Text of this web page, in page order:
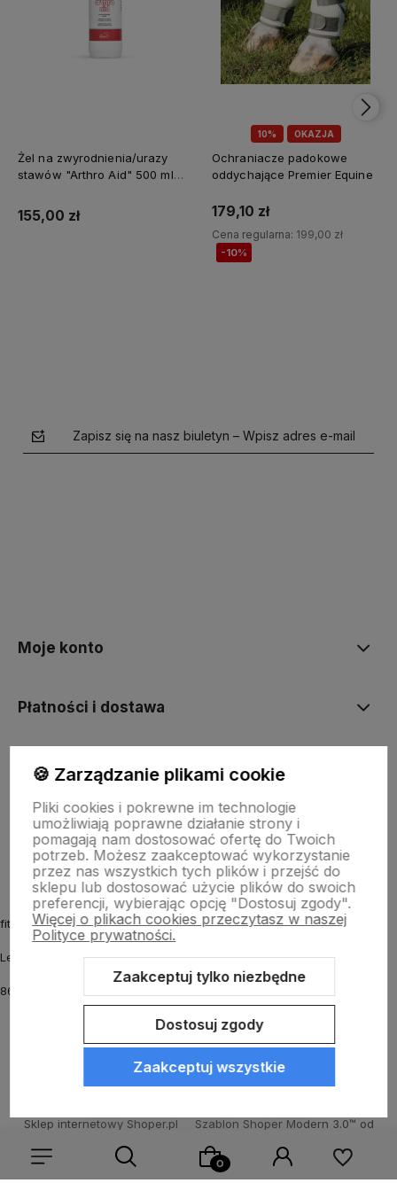
Żel na zwyrodnienia/urazy
stawów "Arthro Aid" 500 ml
155,00 zł
10% OKAZJA
Ochraniacze padokowe
oddychające Premier Equine
179,10 zł
Cena regularna: 199,00 zł
-10%
Zapisz się na nasz biuletyn – Wpisz adres e-mail
Moje konto
Płatności i dostawa
Informacje
O nas
fitmyhorse.pl Sklep jeździecki
Letnia 12
86-031 Osielsko k. Bydgoszczy
Sklep internetowy Shoper.pl Szablon Shoper Modern 3.0™ od
🍪 Zarządzanie plikami cookie
Pliki cookies i pokrewne im technologie
umożliwiają poprawne działanie strony i
pomagają nam dostosować ofertę do Twoich
potrzeb. Możesz zaakceptować wykorzystanie
przez nas wszystkich tych plików i przejść do
sklepu lub dostosować użycie plików do swoich
preferencji, wybierając opcję "Dostosuj zgody".
Więcej o plikach cookies przeczytasz w naszej
Polityce prywatności.
Zaakceptuj tylko niezbędne
Dostosuj zgody
Zaakceptuj wszystkie